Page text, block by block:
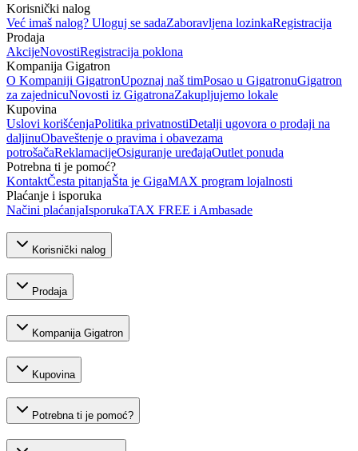
Korisnički nalog
Već imaš nalog? Uloguj se sadaZaboravljena lozinkaRegistracija
Prodaja
AkcijeNovostiRegistracija poklona
Kompanija Gigatron
O Kompaniji GigatronUpoznaj naš timPosao u GigatronuGigatron
za zajednicuNovosti iz GigatronaZakupljujemo lokale
Kupovina
Uslovi korišćenjaPolitika privatnostiDetalji ugovora o prodaji na
daljinuObaveštenje o pravima i obavezama
potrošačaReklamacijeOsiguranje uređajaOutlet ponuda
Potrebna ti je pomoć?
KontaktČesta pitanjaŠta je GigaMAX program lojalnosti
Plaćanje i isporuka
Načini plaćanjaIsporukaTAX FREE i Ambasade
Korisnički nalog
Prodaja
Kompanija Gigatron
Kupovina
Potrebna ti je pomoć?